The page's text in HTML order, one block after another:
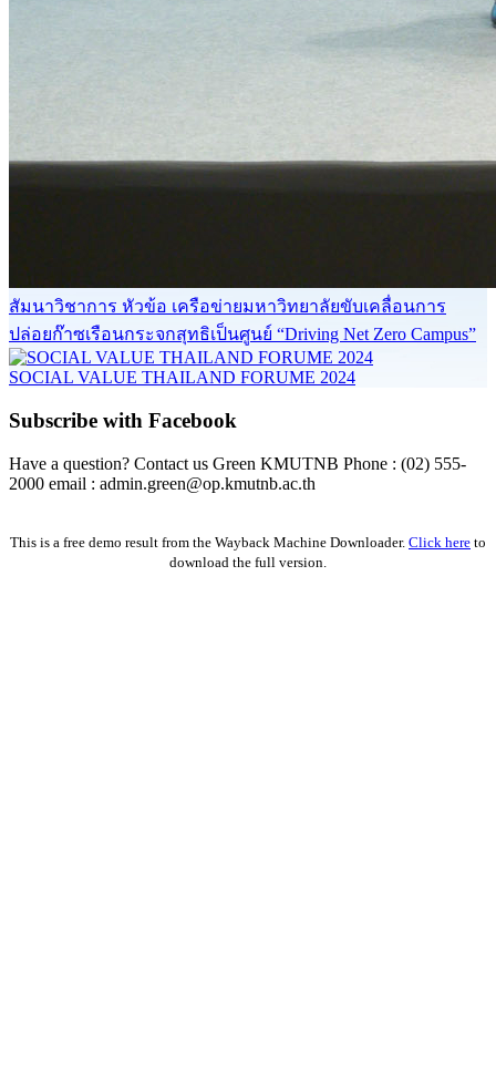
สัมนาวิชาการ หัวข้อ เครือข่ายมหาวิทยาลัยขับเคลื่อนการ
ปล่อยก๊าซเรือนกระจกสุทธิเป็นศูนย์ “Driving Net Zero Campus”
SOCIAL VALUE THAILAND FORUME 2024
Subscribe with Facebook
Have a question? Contact us Green KMUTNB Phone : (02) 555-
2000 email : admin.green@op.kmutnb.ac.th
This is a free demo result from the Wayback Machine Downloader. Click here to
download the full version.